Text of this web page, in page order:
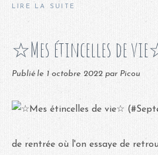
LIRE LA SUITE
☆Mes étincelles de
Publié le 1 octobre 2022 par Picou
de rentrée où l'on essaye de